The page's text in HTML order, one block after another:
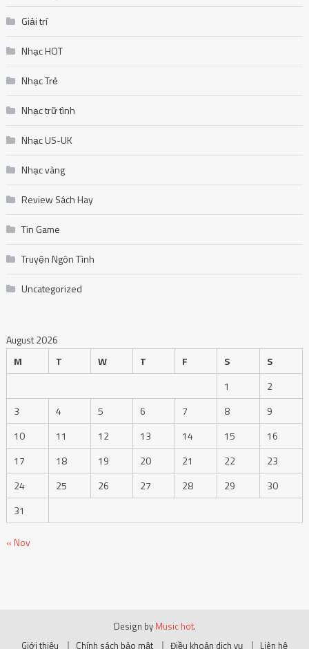
Giải trí
Nhạc HOT
Nhạc Trẻ
Nhạc trữ tình
Nhạc US-UK
Nhạc vàng
Review Sách Hay
Tin Game
Truyện Ngôn Tình
Uncategorized
August 2026
M
T W T F S
S
1
2
3
4 5 6 7 8
9
10
11 12 13 14 15
16
17
18 19 20 21 22
23
24
25 26 27 28 29
30
31
« Nov
Design by Music hot.
Giới thiệu
Chính sách bảo mật Điều khoản dịch vụ Liên hệ